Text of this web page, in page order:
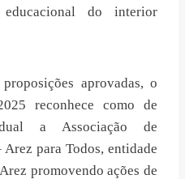
do interior
aprovadas, o
reconhece como de
a Associação de
para Todos, entidade
promovendo ações de